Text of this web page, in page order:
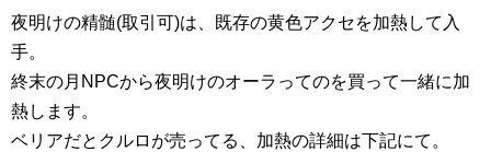
夜明けの精髄(取引可)は、既存の黄色アクセを加熱して入
手。
終末の月NPCから夜明けのオーラってのを買って一緒に加
熱します。
ベリアだとクルロが売ってる、加熱の詳細は下記にて。